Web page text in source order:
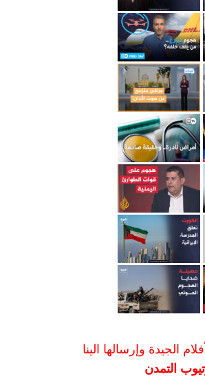
الجيدة وإرسالها الينا
التمدن